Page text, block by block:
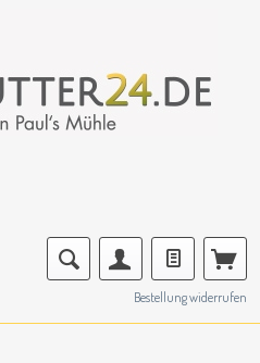
Bestellung widerrufen